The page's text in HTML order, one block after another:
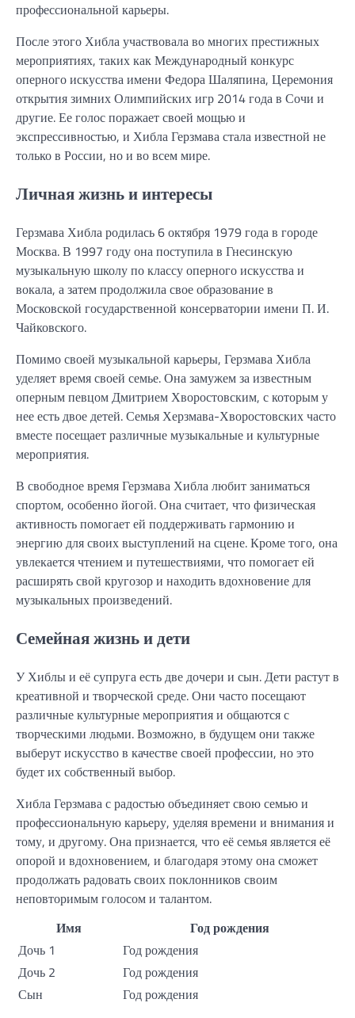
профессиональной карьеры.
После этого Хибла участвовала во многих престижных
мероприятиях, таких как Международный конкурс
оперного искусства имени Федора Шаляпина, Церемония
открытия зимних Олимпийских игр 2014 года в Сочи и
другие. Ее голос поражает своей мощью и
экспрессивностью, и Хибла Герзмава стала известной не
только в России, но и во всем мире.
Личная жизнь и интересы
Герзмава Хибла родилась 6 октября 1979 года в городе
Москва. В 1997 году она поступила в Гнесинскую
музыкальную школу по классу оперного искусства и
вокала, а затем продолжила свое образование в
Московской государственной консерватории имени П. И.
Чайковского.
Помимо своей музыкальной карьеры, Герзмава Хибла
уделяет время своей семье. Она замужем за известным
оперным певцом Дмитрием Хворостовским, с которым у
нее есть двое детей. Семья Херзмава-Хворостовских часто
вместе посещает различные музыкальные и культурные
мероприятия.
В свободное время Герзмава Хибла любит заниматься
спортом, особенно йогой. Она считает, что физическая
активность помогает ей поддерживать гармонию и
энергию для своих выступлений на сцене. Кроме того, она
увлекается чтением и путешествиями, что помогает ей
расширять свой кругозор и находить вдохновение для
музыкальных произведений.
Семейная жизнь и дети
У Хиблы и её супруга есть две дочери и сын. Дети растут в
креативной и творческой среде. Они часто посещают
различные культурные мероприятия и общаются с
творческими людьми. Возможно, в будущем они также
выберут искусство в качестве своей профессии, но это
будет их собственный выбор.
Хибла Герзмава с радостью объединяет свою семью и
профессиональную карьеру, уделяя времени и внимания и
тому, и другому. Она признается, что её семья является её
опорой и вдохновением, и благодаря этому она сможет
продолжать радовать своих поклонников своим
неповторимым голосом и талантом.
Имя
Год рождения
Дочь 1
Год рождения
Дочь 2
Год рождения
Сын
Год рождения